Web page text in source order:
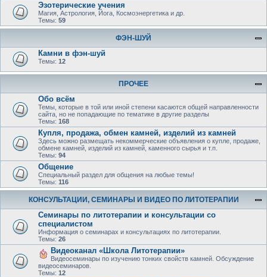
Эзотерические учения
Магия, Астрология, Йога, Космоэнергетика и др.
Темы: 59
ФЭН-ШУЙ
Камни в фэн-шуй
Темы: 12
ПРОЧЕЕ
Обо всём
Темы, которые в той или иной степени касаются общей направленности
сайта, но не попадающие по тематике в другие разделы
Темы: 168
Купля, продажа, обмен камней, изделий из камней
Здесь можно размещать некоммерческие объявления о купле, продаже,
обмене камней, изделий из камней, каменного сырья и т.п.
Темы: 94
Общение
Специальный раздел для общения на любые темы!
Темы: 116
КОНСУЛЬТАЦИИ, СЕМИНАРЫ И ВИДЕО ПО ЛИТОТЕРАПИИ
Семинары по литотерапии и консультации со
специалистом
Информация о семинарах и консультациях по литотерапии.
Темы: 26
Видеоканал «Школа Литотерапии»
Видеосеминары по изучению тонких свойств камней. Обсуждение
видеосеминаров.
Темы: 12